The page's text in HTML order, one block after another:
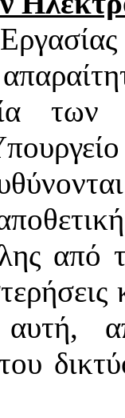
των
αυτή,